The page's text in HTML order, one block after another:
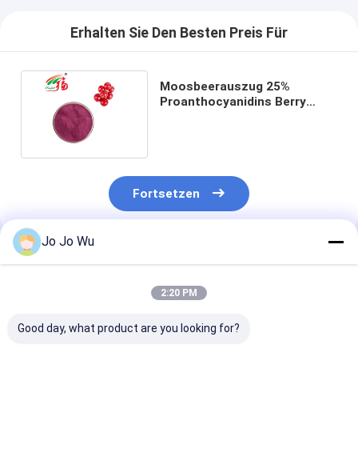
Erhalten Sie Den Besten Preis Für
Moosbeerauszug 25%
Proanthocyanidins Berry
Fortsetzen
Empfohlene Produkte
Jo Jo Wu
2:20 PM
Good day, what product are you looking for?